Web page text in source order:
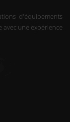
d'équipements
une expérience